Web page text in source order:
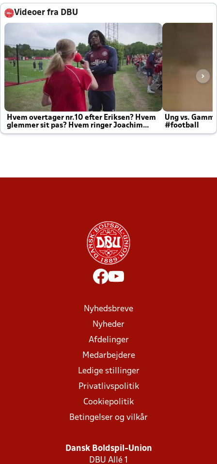
Videoer fra DBU
Hvem overtager nr.10 efter Eriksen? Hvem
glemmer sit pas? Hvem ringer Joachim
altid til efter kampe?
Ung vs.
#football
Nyhedsbreve
Nyheder
Afdelinger
Medarbejdere
Ledige stillinger
Privatlivspolitik
Cookiepolitik
Betingelser og vilkår
Dansk Boldspil-Union
DBU Allé 1